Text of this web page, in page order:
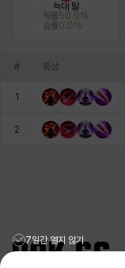
늑대 탈
픽률
승률
50.0%
0.0%
# 특성
1
2
7일간 열지 않기